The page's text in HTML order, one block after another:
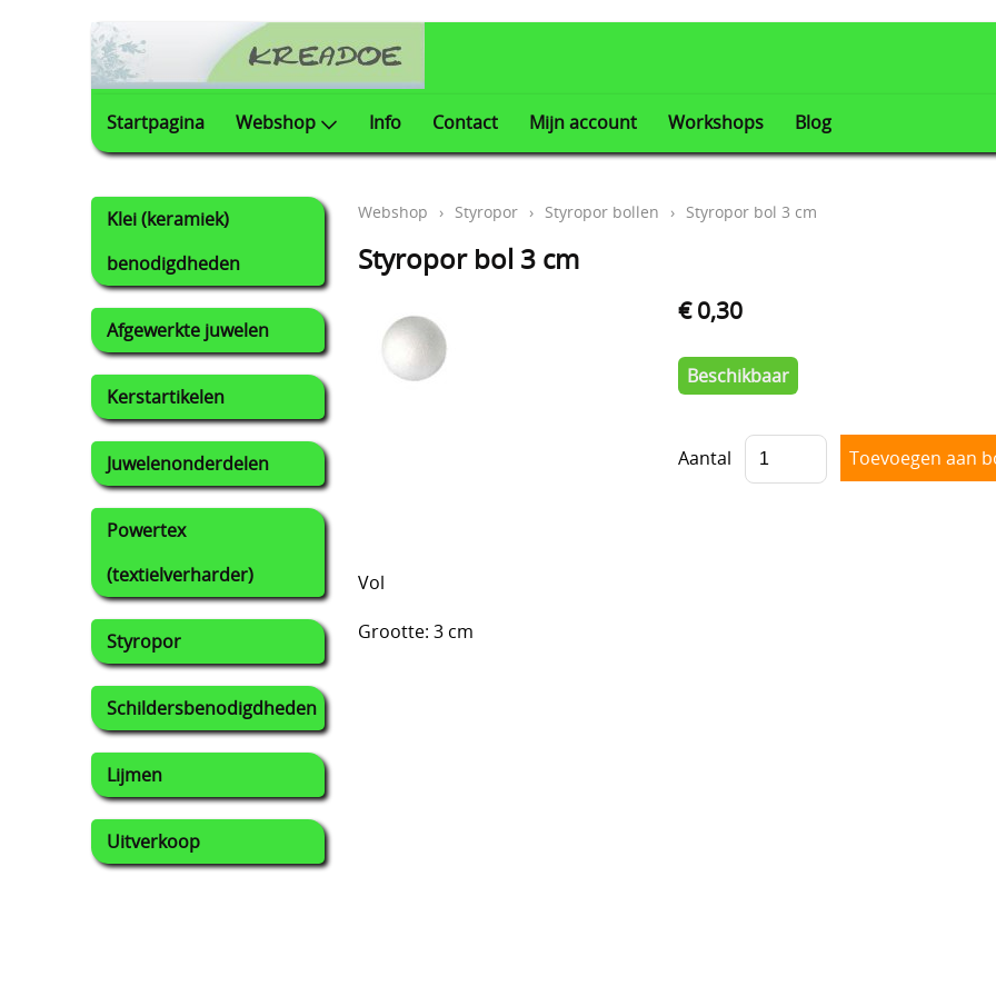
Startpagina Webshop Info Contact Mijn account Workshops Blog
Klei (keramiek)
benodigdheden
Afgewerkte juwelen
Kerstartikelen
Juwelenonderdelen
Powertex
(textielverharder)
Styropor
Schildersbenodigdheden
Lijmen
Uitverkoop
Webshop › Styropor › Styropor bollen › Styropor bol 3 cm
Styropor bol 3 cm
€ 0,30
Beschikbaar
Aantal
Vol
Grootte: 3 cm